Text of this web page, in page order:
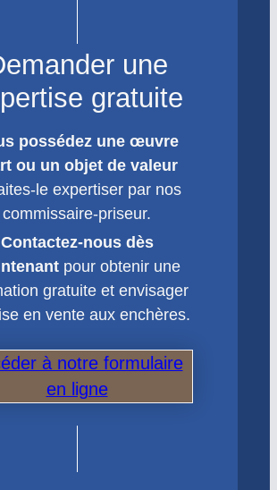
une
gratuite
possédez une œuvre
ou un objet de valeur
le expertiser par nos
commissaire-priseur.
Contactez-nous dès
pour obtenir une
gratuite et envisager
en vente aux enchères.
à notre formulaire
en ligne